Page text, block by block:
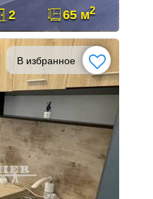
2 65 м2
В избранное